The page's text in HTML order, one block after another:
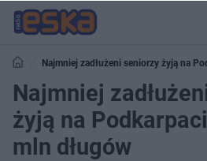
Najmniej zadłużeni seniorzy żyją na
Najmniej
żyją na
mln długów